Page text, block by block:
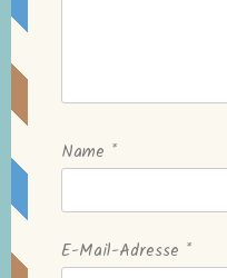
Name *
E-Mail-Adresse *